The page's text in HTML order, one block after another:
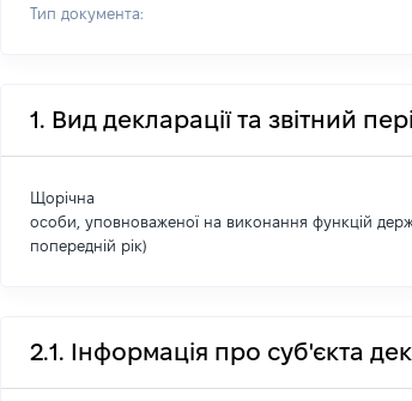
Тип документа:
1. Вид декларації та звітний
Щорічна
особи, уповноваженої на виконання функцій
попередній рік)
2.1. Інформація про суб'єкта